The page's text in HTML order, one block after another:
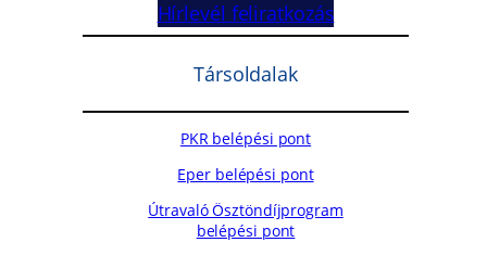
Hírlevél feliratkozás
Társoldalak
PKR belépési pont
Eper belépési pont
Útravaló Ösztöndíjprogram
belépési pont